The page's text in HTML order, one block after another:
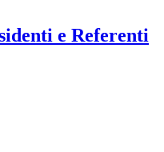
e Referenti